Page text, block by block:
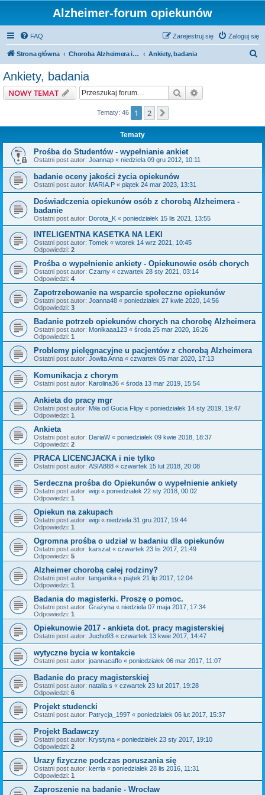
Alzheimer-forum opiekunów
FAQ Zaloguj się
Zarejestruj się
Strona główna Choroba Alzheimera i inne rodzaje demencji Ankiety, badania
Ankiety, badania
NOWY TEMAT Szukaj
Tematy: 46 1 2
Tematy
Prośba do Studentów - wypełnianie ankiet
Ostatni post autor: Joannap « niedziela 09 gru 2012, 10:11
badanie oceny jakości życia opiekunów
Ostatni post autor: MARIA.P « piątek 24 mar 2023, 13:31
Doświadczenia opiekunów osób z chorobą Alzheimera -
badanie
Ostatni post autor: Dorota_K « poniedziałek 15 lis 2021, 13:55
INTELIGENTNA KASETKA NA LEKI
Ostatni post autor: Tomek « wtorek 14 wrz 2021, 10:45
Odpowiedzi: 2
Prośba o wypełnienie ankiety - Opiekunowie osób chorych
Ostatni post autor: Czarny « czwartek 28 sty 2021, 03:14
Odpowiedzi: 4
Zapotrzebowanie na wsparcie społeczne opiekunów
Ostatni post autor: Joanna48 « poniedziałek 27 kwie 2020, 14:56
Odpowiedzi: 3
Badanie potrzeb opiekunów chorych na chorobę Alzheimera
Ostatni post autor: Monikaaa123 « środa 25 mar 2020, 16:26
Odpowiedzi: 1
Problemy pielęgnacyjne u pacjentów z chorobą Alzheimera
Ostatni post autor: Jowita Anna « czwartek 05 mar 2020, 17:13
Komunikacja z chorym
Ostatni post autor: Karolina36 « środa 13 mar 2019, 15:54
Ankieta do pracy mgr
Ostatni post autor: Miła od Gucia Flipy « poniedziałek 14 sty 2019, 19:47
Odpowiedzi: 1
Ankieta
Ostatni post autor: DariaW« poniedziałek 09 kwie 2018, 18:37
Odpowiedzi: 2
PRACA LICENCJACKA i nie tylko
Ostatni post autor: ASIA888 « czwartek 15 lut 2018, 20:08
Serdeczna prośba do Opiekunów o wypełnienie ankiety
Ostatni post autor: wigi « poniedziałek 22 sty 2018, 00:02
Odpowiedzi: 1
Opiekun na zakupach
Ostatni post autor: wigi « niedziela 31 gru 2017, 19:44
Odpowiedzi: 1
Ogromna prośba o udział w badaniu dla opiekunów
Ostatni post autor: karszat « czwartek 23 lis 2017, 21:49
Odpowiedzi: 5
Alzheimer chorobą całej rodziny?
Ostatni post autor: tanganika « piątek 21 lip 2017, 12:04
Odpowiedzi: 1
Badania do magisterki. Proszę o pomoc.
Ostatni post autor: Grażyna « niedziela 07 maja 2017, 17:34
Odpowiedzi: 1
Opiekunowie 2017 - ankieta dot. pracy magisterskiej
Ostatni post autor: Jucho93 « czwartek 13 kwie 2017, 14:47
wytyczne bycia w kontakcie
Ostatni post autor: joannacaffo « poniedziałek 06 mar 2017, 11:07
Badanie do pracy magisterskiej
Ostatni post autor: natalia.s « czwartek 23 lut 2017, 19:28
Odpowiedzi: 6
Projekt studencki
Ostatni post autor: Patrycja_1997 « poniedziałek 06 lut 2017, 15:37
Projekt Badawczy
Ostatni post autor: Krystyna « poniedziałek 23 sty 2017, 19:10
Odpowiedzi: 2
Urazy fizyczne podczas poruszania się
Ostatni post autor: kerria « poniedziałek 28 lis 2016, 11:31
Odpowiedzi: 1
Zaproszenie na badanie - Wrocław